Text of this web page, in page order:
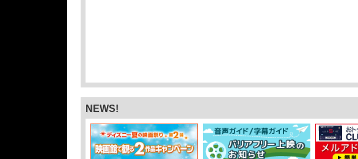
便利な【特別鑑賞券】と【団体割引サービス】のお問い合わせ
子ども会deシネマプランのご案内
NEWS!